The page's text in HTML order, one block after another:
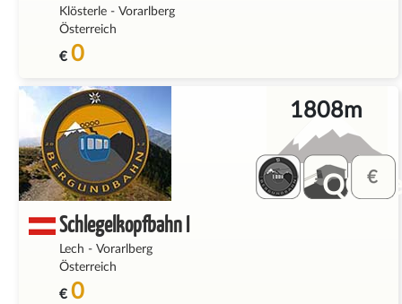
Klösterle- Vorarlberg
Österreich
€ 0
Schlegelkopfbahn I
Lech - Vorarlberg
Österreich
€ 0
1808m